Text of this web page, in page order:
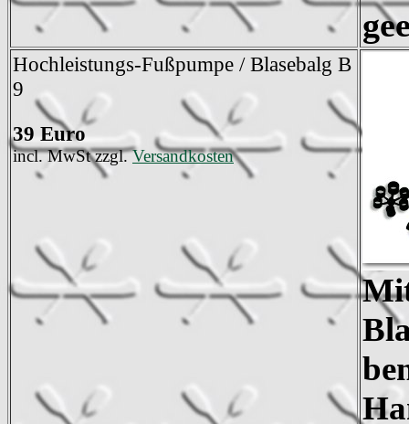
Hochleistungs-Fußpumpe / Blasebalg B
9
39 Euro
incl. MwSt zzgl.Versandkosten